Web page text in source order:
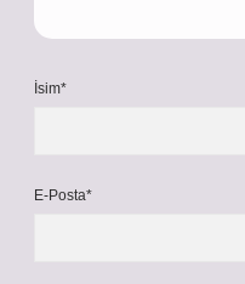
İsim*
E-Posta*